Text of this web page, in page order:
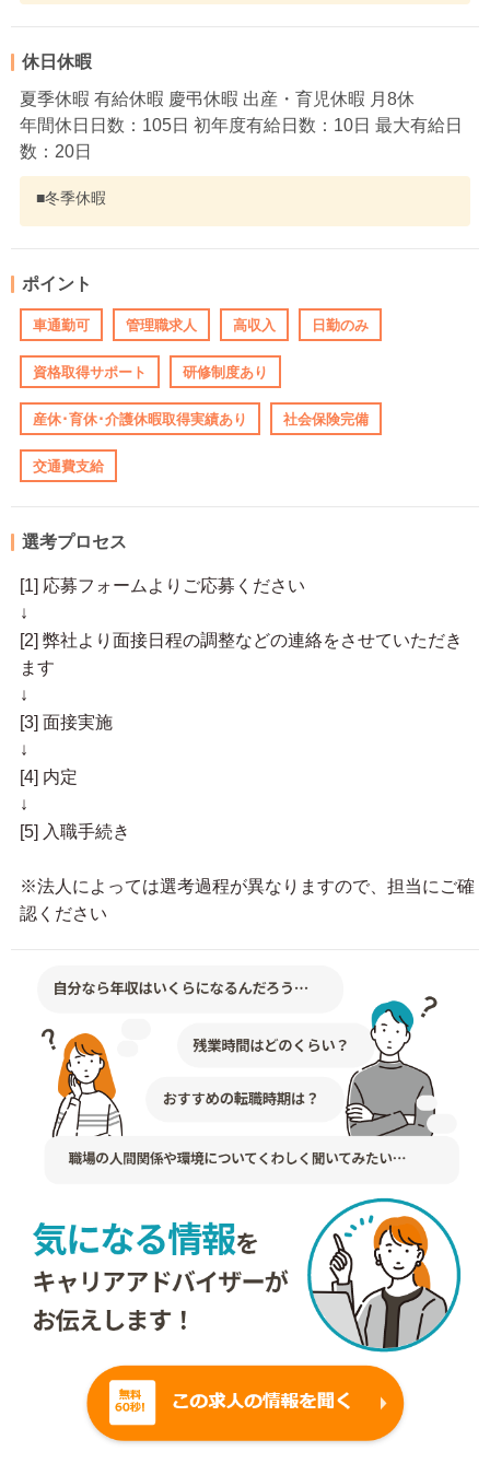
休日休暇
夏季休暇 有給休暇 慶弔休暇 出産・育児休暇 月8休
年間休日日数：105日 初年度有給日数：10日 最大有給日
数：20日
■冬季休暇
ポイント
車通勤可 管理職求人 高収入 日勤のみ
資格取得サポート 研修制度あり
産休･育休･介護休暇取得実績あり 社会保険完備
交通費支給
選考プロセス
[1] 応募フォームよりご応募ください
↓
[2] 弊社より面接日程の調整などの連絡をさせていただき
ます
↓
[3] 面接実施
↓
[4] 内定
↓
[5] 入職手続き
※法人によっては選考過程が異なりますので、担当にご確
認ください